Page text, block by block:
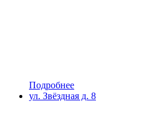
Подробнее
ул. Звёздная д. 8